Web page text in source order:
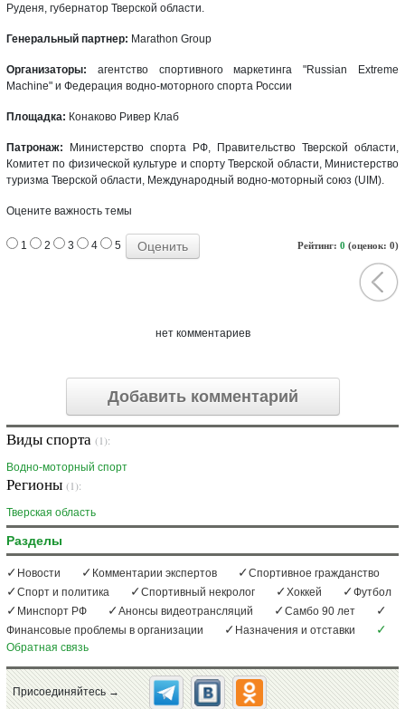
Руденя, губернатор Тверской области.
Генеральный партнер: Marathon Group
Организаторы: агентство спортивного маркетинга "Russian Extreme
Machine" и Федерация водно-моторного спорта России
Площадка: Конаково Ривер Клаб
Патронаж: Министерство спорта РФ, Правительство Тверской области,
Комитет по физической культуре и спорту Тверской области, Министерство
туризма Тверской области, Международный водно-моторный союз (UIM).
Оцените важность темы
Рейтинг: 0 (оценок: 0)
1 2 3 4 5
нет комментариев
Добавить комментарий
Виды спорта (1):
Водно-моторный спорт
Регионы (1):
Тверская область
Разделы
Новости Комментарии экспертов
Спортивное гражданство
Спорт и политика
Спортивный некролог Хоккей
Футбол
Минспорт РФ
Анонсы видеотрансляций
Самбо 90 лет
Финансовые проблемы в организации
Назначения и отставки
Обратная связь
Присоединяйтесь →